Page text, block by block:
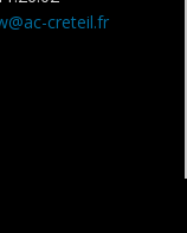
creteil.fr